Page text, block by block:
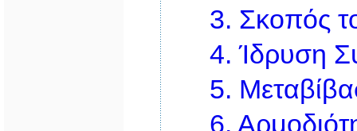
3. Σκοπός
4.Ίδρυση
5.
6.